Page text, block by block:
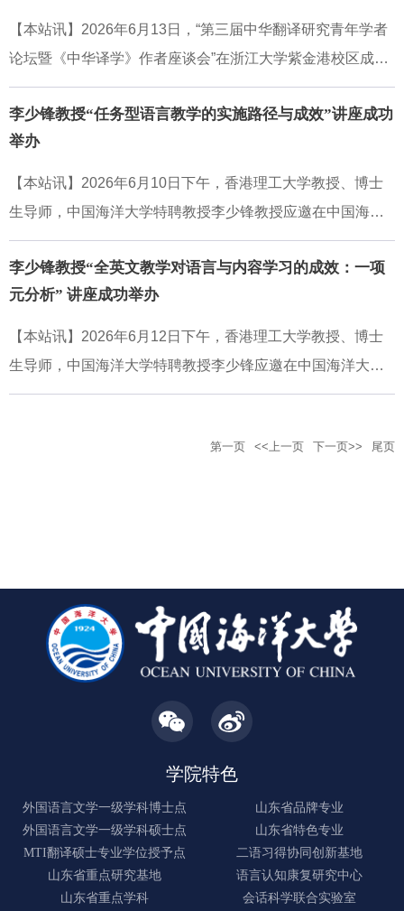
的Transformer架构图给在场师生留下深刻印象，直观呈现了
现代大语言模型的核心设计原理。他随后讲解了词嵌入、句
指令微调、强化
【本站讯】2026年6月13日，“第三届中华翻译研究青年学者
论坛暨《中华译学》作者座谈会”在浙江大学紫金港校区成功
举办，来自全国高校和科研机构的160余位翻译学界资深专家
与青年学者齐聚一堂，围绕中国翻译学自主知识体系建设、
翻译学科发展、国家翻译实践、儿童文学翻译、知识翻译与
国际传播等议题展开深入交流。中国海洋大学外国语学院翻
译学研究团队成员参加会议，并在主旨发言和分论坛报告中
域的阶段性成果。会议期间，中国海洋大学外国语学院教
授、国家翻译协同创新中心主任任东升作主旨发言。任东升
从“翻译世界”向“翻译中国”的战略转向，但相关表述仍有进一
步理论化的空间。他提出将“翻译国家”作为“翻译中国”的上位
李少锋教授“任务型语言教学的实施路径与成效”讲座成功
举办
【本站讯】2026年6月10日下午，香港理工大学教授、博士
生导师，中国海洋大学特聘教授李少锋教授应邀在中国海洋
大学外国语学院N314作题为“任务型语言教学的实施路径与成
效”（The Implementation and Effectiveness of Task-Based L
anguage Teaching）的学术讲座。本次讲座由杨连瑞教授主
持，外国语学院及校内相关专业师生40余人参加了讲座，现
场学术氛围浓厚。讲座立足任务型语言教学的理论原则与实
参照。讲座伊始，李少锋教授阐释了任务型语言教学的基本
效的课堂实践。当前研究仍需深入回答三个相互关联的问
题：任务型语言教学如何嵌入具体教育情境、其实施是否符
合核心原则，以及其促进二语发展的效果如何得到可靠验
证。围绕任务型语言教学的实施过程
李少锋教授“全英文教学对语言与内容学习的成效：一项
元分析” 讲座成功举办
【本站讯】2026年6月12日下午，香港理工大学教授、博士
生导师，中国海洋大学特聘教授李少锋应邀在中国海洋大学
外国语学院N314作题为“全英文教学对语言与内容学习的成
uction in Language and Content Learning: A MetaAnalysi
一个领域的整体效应及其调节因素，从而超越个别研究之间
的结论分歧。本次讲座也是他“研究方法系列讲座”的延续。早
在2023年的工作坊中，他就曾详细讲解过元分析的操作流程
与写作规范，如今呈现的正是该方法的实际应用范例。李教
在非英语国家使用英语教授学科内容，近年来在全球迅速普
及。支撑EMI流行的核心假设包
第一页 <<上一页 下一页>> 尾页
学院特色
外国语言文学一级学科博士点
山东省品牌专业
外国语言文学一级学科硕士点
山东省特色专业
MTI翻译硕士专业学位授予点
二语习得协同创新基地
山东省重点研究基地
语言认知康复研究中心
山东省重点学科
会话科学联合实验室